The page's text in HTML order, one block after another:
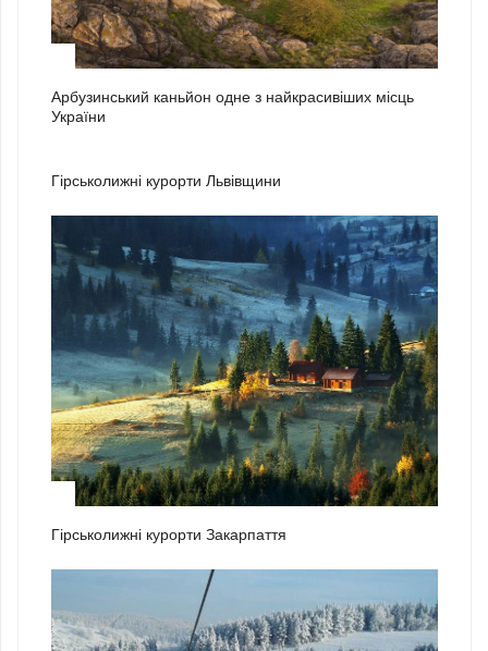
Арбузинський каньйон одне з найкрасивіших місць
України
Гірськолижні курорти Львівщини
Гірськолижні курорти Закарпаття